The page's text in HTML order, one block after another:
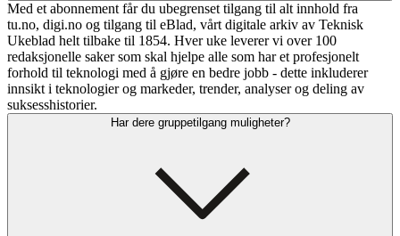
Med et abonnement får du ubegrenset tilgang til alt innhold fra
tu.no, digi.no og tilgang til eBlad, vårt digitale arkiv av Teknisk
Ukeblad helt tilbake til 1854. Hver uke leverer vi over 100
redaksjonelle saker som skal hjelpe alle som har et profesjonelt
forhold til teknologi med å gjøre en bedre jobb - dette inkluderer
innsikt i teknologier og markeder, trender, analyser og deling av
suksesshistorier.
Har dere gruppetilgang muligheter?